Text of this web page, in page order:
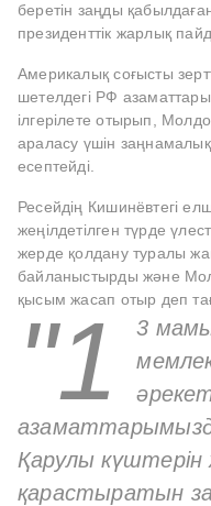
беретін заңды
президенттік жарлық
Америкалық соғысты
шетелдегі РФ
ілгерілете отырып,
араласу үшін
есептейді.
Ресейдің Кишинёвтегі
жеңілдетілген түрде
жерде қолдану туралы
байланыстырды және
қысым жасап отыр деп
"1
3
Қарулы күштерін
қарастыратын